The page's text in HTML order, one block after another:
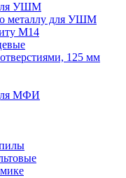
УШМ
металлу для УШМ
M14
125 мм
МФИ